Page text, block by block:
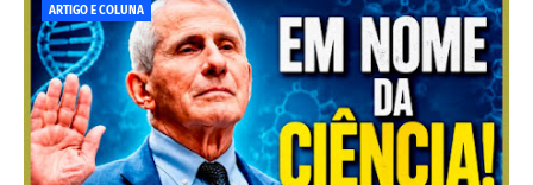
ARTIGO E COLUNA